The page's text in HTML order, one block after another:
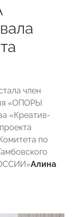
член
«ОПОРЫ
«Креатив-
по
Алина